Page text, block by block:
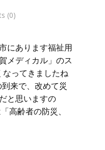
(0)
にあります福祉用
メディカル」のス
ってきましたね
来で、改めて災
と思いますの
高齢者の防災、